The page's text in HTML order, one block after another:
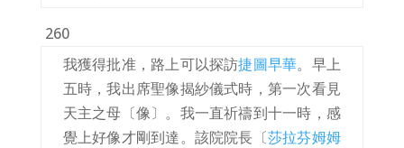
260
我獲得批准，路上可以探訪捷圖早華。早上
五時，我出席聖像揭紗儀式時，第一次看見
天主之母〔像〕。我一直祈禱到十一時，感
覺上好像才剛到達。該院院長〔莎拉芬姆姆